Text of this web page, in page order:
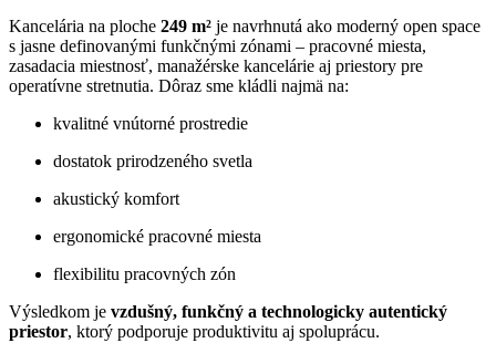
Kancelária na ploche 249 m² je navrhnutá ako moderný open space
s jasne definovanými funkčnými zónami – pracovné miesta,
zasadacia miestnosť, manažérske kancelárie aj priestory pre
operatívne stretnutia. Dôraz sme kládli najmä na:
kvalitné vnútorné prostredie
dostatok prirodzeného svetla
akustický komfort
ergonomické pracovné miesta
flexibilitu pracovných zón
Výsledkom je vzdušný, funkčný a technologicky autentický
priestor, ktorý podporuje produktivitu aj spoluprácu.